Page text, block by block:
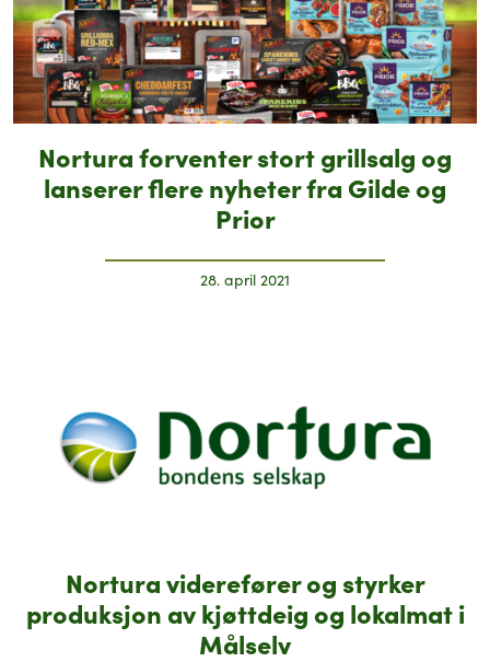
Nortura forventer stort grillsalg og
lanserer flere nyheter fra Gilde og
Prior
28. april 2021
Nortura viderefører og styrker
produksjon av kjøttdeig og lokalmat i
Målselv